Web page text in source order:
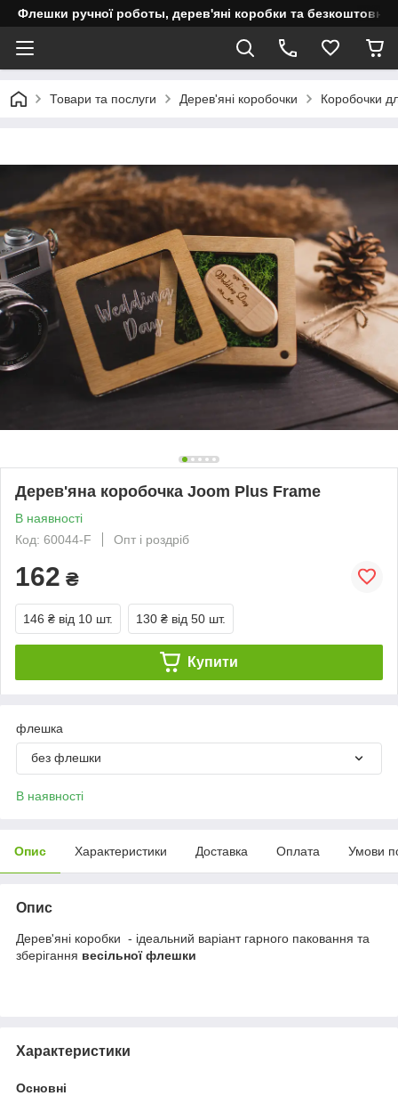
Флешки ручної роботы, дерев'яні коробки та безкоштовне
Товари та послуги Дерев'яні коробочки Коробочки
Дерев'яна коробочка Joom Plus Frame
В наявності
Код: 60044-F
Опт і роздріб
162 ₴
146 ₴ від 10 шт. 130 ₴ від 50 шт.
Купити
флешка
без флешки
В наявності
Опис Характеристики Доставка Оплата Умови
Опис
Дерев'яні коробки - ідеальний варіант гарного паковання та
зберігання весільної флешки
Характеристики
Основні